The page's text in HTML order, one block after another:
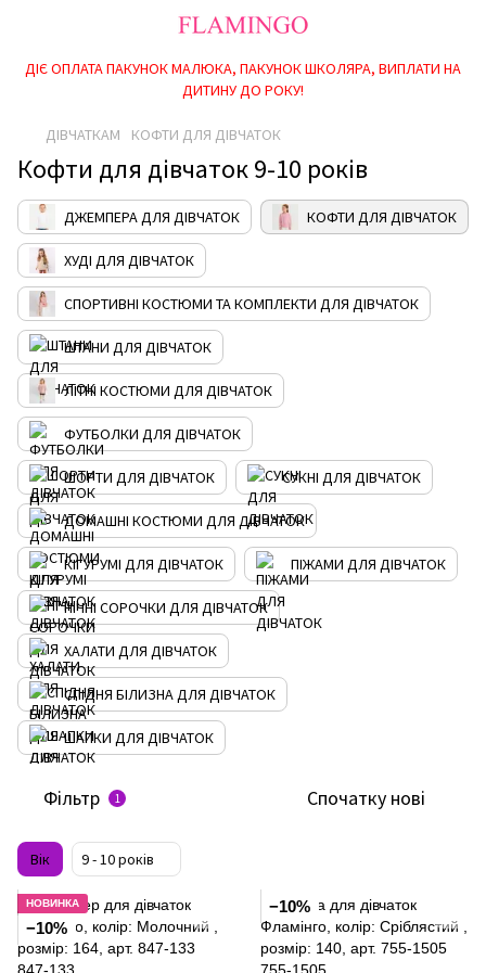
ДІЄ ОПЛАТА ПАКУНОК МАЛЮКА, ПАКУНОК ШКОЛЯРА, ВИПЛАТИ НА
ДИТИНУ ДО РОКУ!
ДІВЧАТКАМ КОФТИ ДЛЯ ДІВЧАТОК
Кофти для дівчаток 9-10 років
ДЖЕМПЕРА ДЛЯ ДІВЧАТОК КОФТИ ДЛЯ ДІВЧАТОК
ХУДІ ДЛЯ ДІВЧАТОК
СПОРТИВНІ КОСТЮМИ ТА КОМПЛЕКТИ ДЛЯ ДІВЧАТОК
ШТАНИ ДЛЯ ДІВЧАТОК
ЛІТНІ КОСТЮМИ ДЛЯ ДІВЧАТОК
ФУТБОЛКИ ДЛЯ ДІВЧАТОК
ШОРТИ ДЛЯ ДІВЧАТОК СУКНІ ДЛЯ ДІВЧАТОК
ДОМАШНІ КОСТЮМИ ДЛЯ ДІВЧАТОК
КІГУРУМІ ДЛЯ ДІВЧАТОК ПІЖАМИ ДЛЯ ДІВЧАТОК
НІЧНІ СОРОЧКИ ДЛЯ ДІВЧАТОК
ХАЛАТИ ДЛЯ ДІВЧАТОК
СПІДНЯ БІЛИЗНА ДЛЯ ДІВЧАТОК
ШАПКИ ДЛЯ ДІВЧАТОК
Фільтр 1 Спочатку нові
Вік 9 - 10 років
НОВИНКА
−10%
−10%